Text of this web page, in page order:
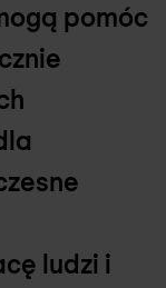
pomóc
ludzi i